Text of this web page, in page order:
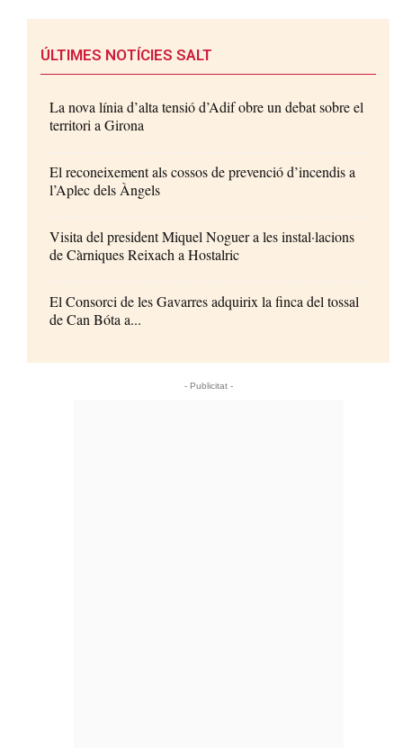
ÚLTIMES NOTÍCIES SALT
La nova línia d’alta tensió d’Adif obre un debat sobre el
territori a Girona
El reconeixement als cossos de prevenció d’incendis a
l’Aplec dels Àngels
Visita del president Miquel Noguer a les instal·lacions
de Càrniques Reixach a Hostalric
El Consorci de les Gavarres adquirix la finca del tossal
de Can Bóta a...
- Publicitat -